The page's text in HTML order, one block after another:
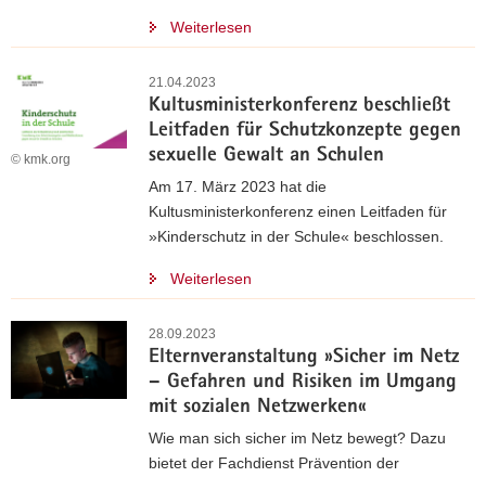
Weiterlesen
21.04.2023
Kultusministerkonferenz beschließt
Leitfaden für Schutzkonzepte gegen
sexuelle Gewalt an Schulen
© kmk.org
Am 17. März 2023 hat die
Kultusministerkonferenz einen Leitfaden für
»Kinderschutz in der Schule« beschlossen.
Weiterlesen
28.09.2023
Elternveranstaltung »Sicher im Netz
– Gefahren und Risiken im Umgang
mit sozialen Netzwerken«
Wie man sich sicher im Netz bewegt? Dazu
bietet der Fachdienst Prävention der